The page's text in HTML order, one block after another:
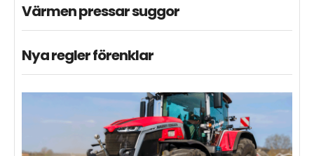
Värmen pressar suggor
Nya regler förenklar